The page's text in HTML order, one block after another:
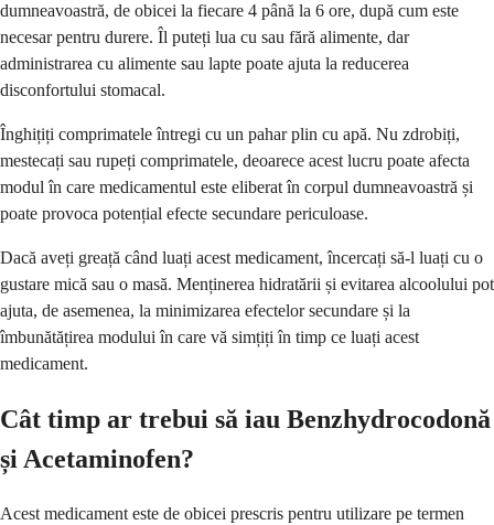
dumneavoastră, de obicei la fiecare 4 până la 6 ore, după cum este
necesar pentru durere. Îl puteți lua cu sau fără alimente, dar
administrarea cu alimente sau lapte poate ajuta la reducerea
disconfortului stomacal.
Înghițiți comprimatele întregi cu un pahar plin cu apă. Nu zdrobiți,
mestecați sau rupeți comprimatele, deoarece acest lucru poate afecta
modul în care medicamentul este eliberat în corpul dumneavoastră și
poate provoca potențial efecte secundare periculoase.
Dacă aveți greață când luați acest medicament, încercați să-l luați cu o
gustare mică sau o masă. Menținerea hidratării și evitarea alcoolului pot
ajuta, de asemenea, la minimizarea efectelor secundare și la
îmbunătățirea modului în care vă simțiți în timp ce luați acest
medicament.
Cât timp ar trebui să iau Benzhydrocodonă
și Acetaminofen?
Acest medicament este de obicei prescris pentru utilizare pe termen